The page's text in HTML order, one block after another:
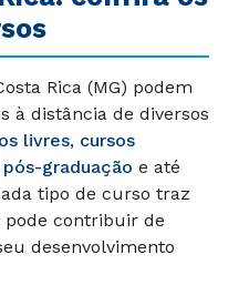
Rica (MG) podem
à distância de diversos
livres, cursos
pós-graduação e até
tipo de curso traz
pode contribuir de
desenvolvimento